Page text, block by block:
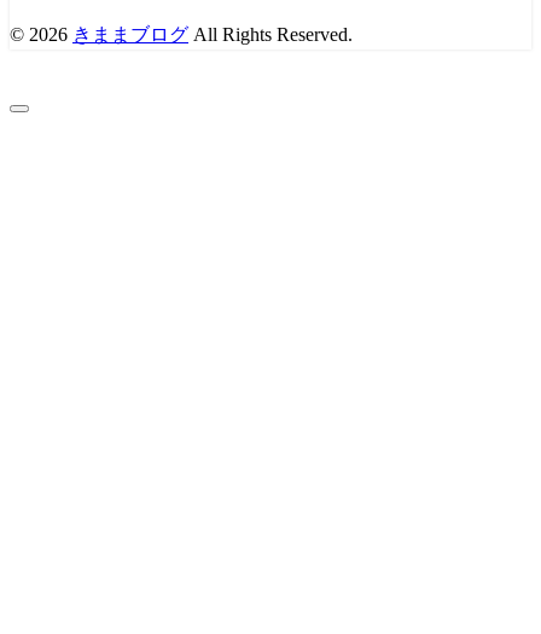
© 2026 きままブログ All Rights Reserved.